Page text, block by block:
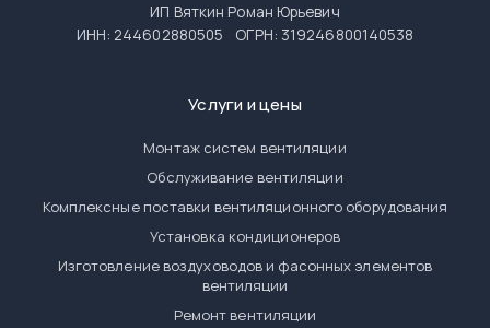
ИП Вяткин Роман Юрьевич
ИНН: 244602880505
ОГРН: 319246800140538
Услуги и цены
Монтаж систем вентиляции
Обслуживание вентиляции
Комплексные поставки вентиляционного оборудования
Установка кондиционеров
Изготовление воздуховодов и фасонных элементов
вентиляции
Ремонт вентиляции